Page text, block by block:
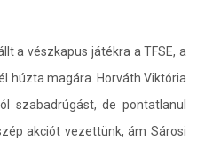
a vészkapus játékra a TFSE, a
húzta magára. Horváth Viktória
szabadrúgást, de pontatlanul
akciót vezettünk, ám Sárosi